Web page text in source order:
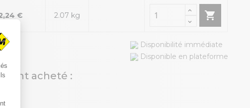
€ 2.07 kg 
Disponibilité immédiate
Disponible en plateforme
acheté :